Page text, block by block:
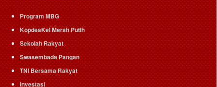
Program MBG
KopdesKel Merah Putih
Sekolah Rakyat
Swasembada Pangan
TNI Bersama Rakyat
Investasi